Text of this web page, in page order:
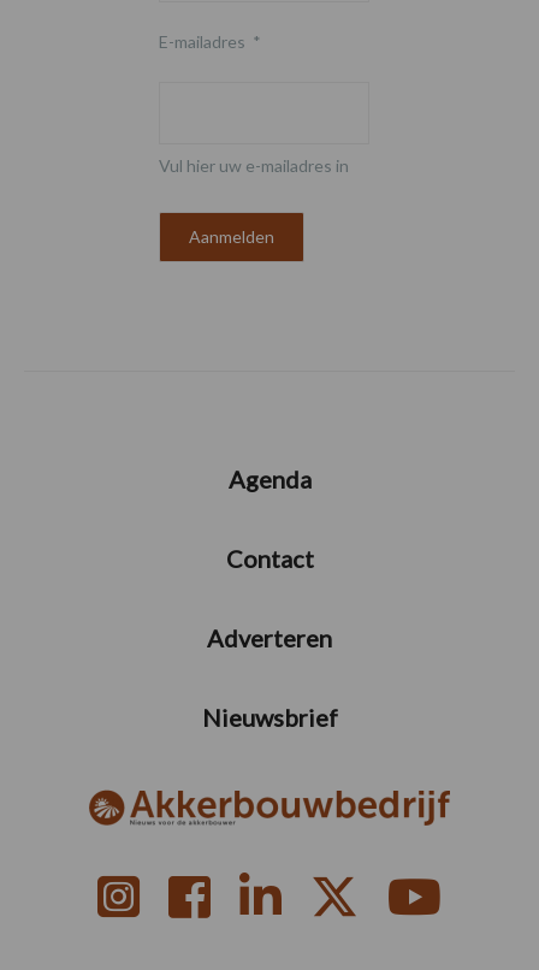
E-mailadres *
Vul hier uw e-mailadres in
Agenda
Contact
Adverteren
Nieuwsbrief